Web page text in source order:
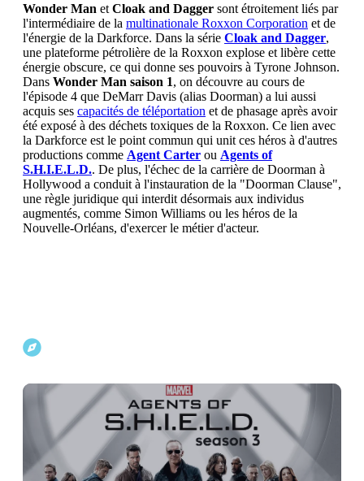
Wonder Man et Cloak and Dagger sont étroitement liés par
l'intermédiaire de la multinationale Roxxon Corporation et de
l'énergie de la Darkforce. Dans la série Cloak and Dagger,
une plateforme pétrolière de la Roxxon explose et libère cette
énergie obscure, ce qui donne ses pouvoirs à Tyrone Johnson.
Dans Wonder Man saison 1, on découvre au cours de
l'épisode 4 que DeMarr Davis (alias Doorman) a lui aussi
acquis ses capacités de téléportation et de phasage après avoir
été exposé à des déchets toxiques de la Roxxon. Ce lien avec
la Darkforce est le point commun qui unit ces héros à d'autres
productions comme Agent Carter ou Agents of
S.H.I.E.L.D.. De plus, l'échec de la carrière de Doorman à
Hollywood a conduit à l'instauration de la "Doorman Clause",
une règle juridique qui interdit désormais aux individus
augmentés, comme Simon Williams ou les héros de la
Nouvelle-Orléans, d'exercer le métier d'acteur.